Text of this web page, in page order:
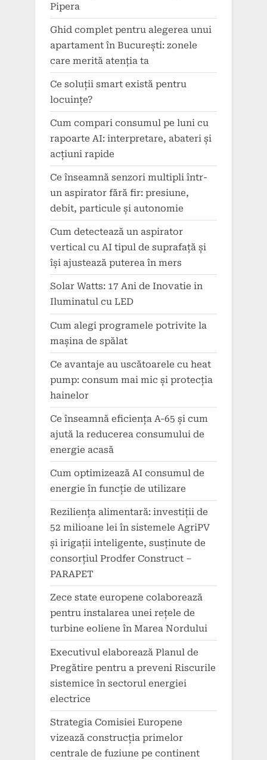
Pipera
Ghid complet pentru alegerea unui
apartament în București: zonele
care merită atenția ta
Ce soluții smart există pentru
locuințe?
Cum compari consumul pe luni cu
rapoarte AI: interpretare, abateri și
acțiuni rapide
Ce înseamnă senzori multipli într-
un aspirator fără fir: presiune,
debit, particule și autonomie
Cum detectează un aspirator
vertical cu AI tipul de suprafață și
își ajustează puterea în mers
Solar Watts: 17 Ani de Inovatie in
Iluminatul cu LED
Cum alegi programele potrivite la
mașina de spălat
Ce avantaje au uscătoarele cu heat
pump: consum mai mic și protecția
hainelor
Ce înseamnă eficiența A-65 și cum
ajută la reducerea consumului de
energie acasă
Cum optimizează AI consumul de
energie în funcție de utilizare
Reziliența alimentară: investiții de
52 milioane lei în sistemele AgriPV
și irigații inteligente, susținute de
consorțiul Prodfer Construct –
PARAPET
Zece state europene colaborează
pentru instalarea unei rețele de
turbine eoliene în Marea Nordului
Executivul elaborează Planul de
Pregătire pentru a preveni Riscurile
sistemice în sectorul energiei
electrice
Strategia Comisiei Europene
vizează construcția primelor
centrale de fuziune pe continent